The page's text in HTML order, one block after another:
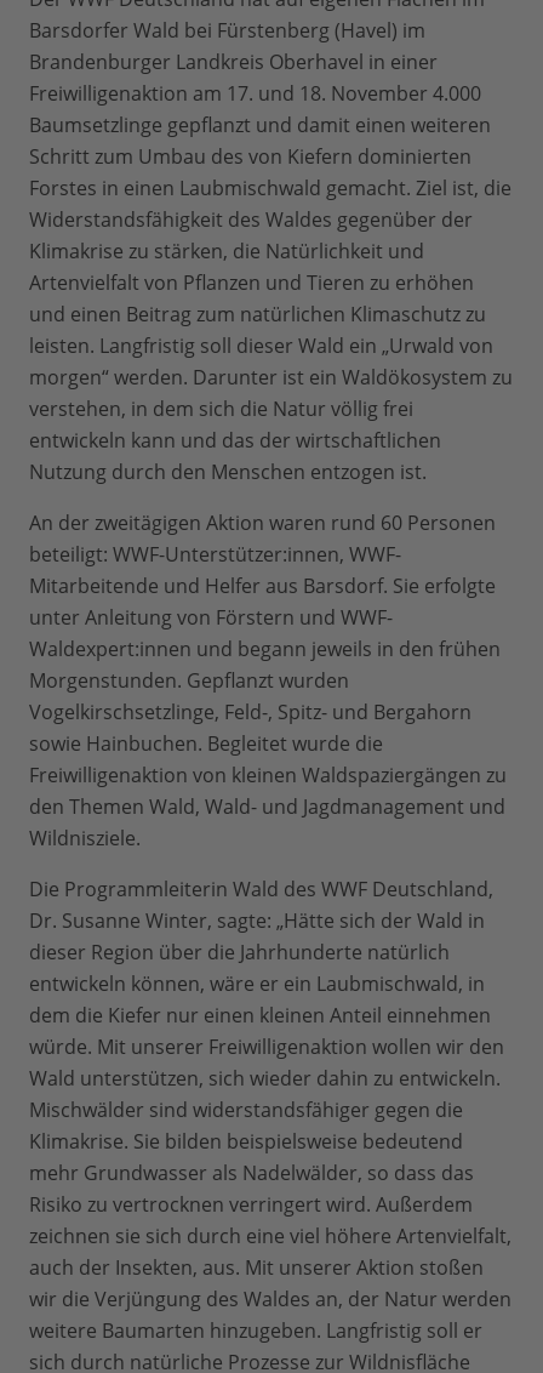
Barsdorfer Wald bei Fürstenberg (Havel) im
Brandenburger Landkreis Oberhavel in einer
Freiwilligenaktion am 17. und 18. November 4.000
Baumsetzlinge gepflanzt und damit einen weiteren
Schritt zum Umbau des von Kiefern dominierten
Forstes in einen Laubmischwald gemacht. Ziel ist, die
Widerstandsfähigkeit des Waldes gegenüber der
Klimakrise zu stärken, die Natürlichkeit und
Artenvielfalt von Pflanzen und Tieren zu erhöhen
und einen Beitrag zum natürlichen Klimaschutz zu
leisten. Langfristig soll dieser Wald ein „Urwald von
morgen“ werden. Darunter ist ein Waldökosystem zu
verstehen, in dem sich die Natur völlig frei
entwickeln kann und das der wirtschaftlichen
Nutzung durch den Menschen entzogen ist.
An der zweitägigen Aktion waren rund 60 Personen
beteiligt: WWF-Unterstützer:innen, WWF-
Mitarbeitende und Helfer aus Barsdorf. Sie erfolgte
unter Anleitung von Förstern und WWF-
Waldexpert:innen und begann jeweils in den frühen
Morgenstunden. Gepflanzt wurden
Vogelkirschsetzlinge, Feld-, Spitz- und Bergahorn
sowie Hainbuchen. Begleitet wurde die
Freiwilligenaktion von kleinen Waldspaziergängen zu
den Themen Wald, Wald- und Jagdmanagement und
Wildnisziele.
Die Programmleiterin Wald des WWF Deutschland,
Dr. Susanne Winter, sagte: „Hätte sich der Wald in
dieser Region über die Jahrhunderte natürlich
entwickeln können, wäre er ein Laubmischwald, in
dem die Kiefer nur einen kleinen Anteil einnehmen
würde. Mit unserer Freiwilligenaktion wollen wir den
Wald unterstützen, sich wieder dahin zu entwickeln.
Mischwälder sind widerstandsfähiger gegen die
Klimakrise. Sie bilden beispielsweise bedeutend
mehr Grundwasser als Nadelwälder, so dass das
Risiko zu vertrocknen verringert wird. Außerdem
zeichnen sie sich durch eine viel höhere Artenvielfalt,
auch der Insekten, aus. Mit unserer Aktion stoßen
wir die Verjüngung des Waldes an, der Natur werden
weitere Baumarten hinzugeben. Langfristig soll er
sich durch natürliche Prozesse zur Wildnisfläche